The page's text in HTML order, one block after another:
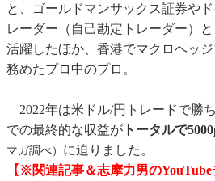
と、ゴールドマンサックス証券や
レーダー（自己勘定トレーダー）
活躍したほか、香港でマクロヘッ
務めたプロ中のプロ。
2022年は米ドル/円トレードで勝
での最終的な収益が トータルで
マガ調べ） に迫りました。
【※関連記事＆志摩力男のYouTube